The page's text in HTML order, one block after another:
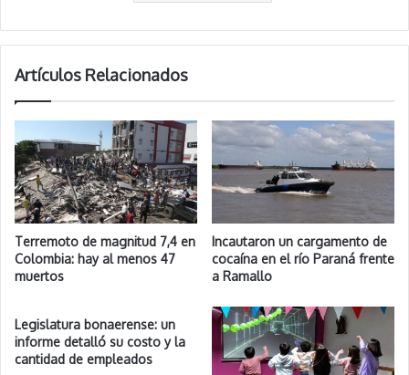
Artículos Relacionados
Terremoto de magnitud 7,4 en
Colombia: hay al menos 47
muertos
Incautaron un cargamento de
cocaína en el río Paraná frente
a Ramallo
Legislatura bonaerense: un
informe detalló su costo y la
cantidad de empleados